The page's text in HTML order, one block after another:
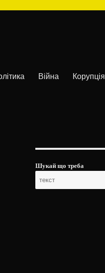
Війна Корупція
Шукай що треба